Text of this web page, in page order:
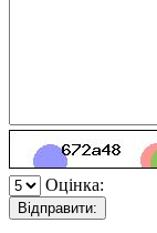
Оцінка:
Відправити: